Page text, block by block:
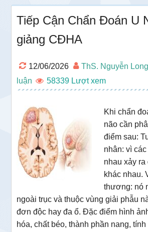
Tiếp Cận Chẩn Đoán U
giảng CĐHA
12/06/2026 ThS. Nguyễn Long
luận
58339
Khi chẩn
não cần
điểm sau:
nhân: vì
nhau xảy
khác nhau.
thương: nó
ngoài trục và thuộc vùng giải phẫu
đơn độc hay đa ổ. Đặc điểm hình
hóa, chất béo, thành phần nang,